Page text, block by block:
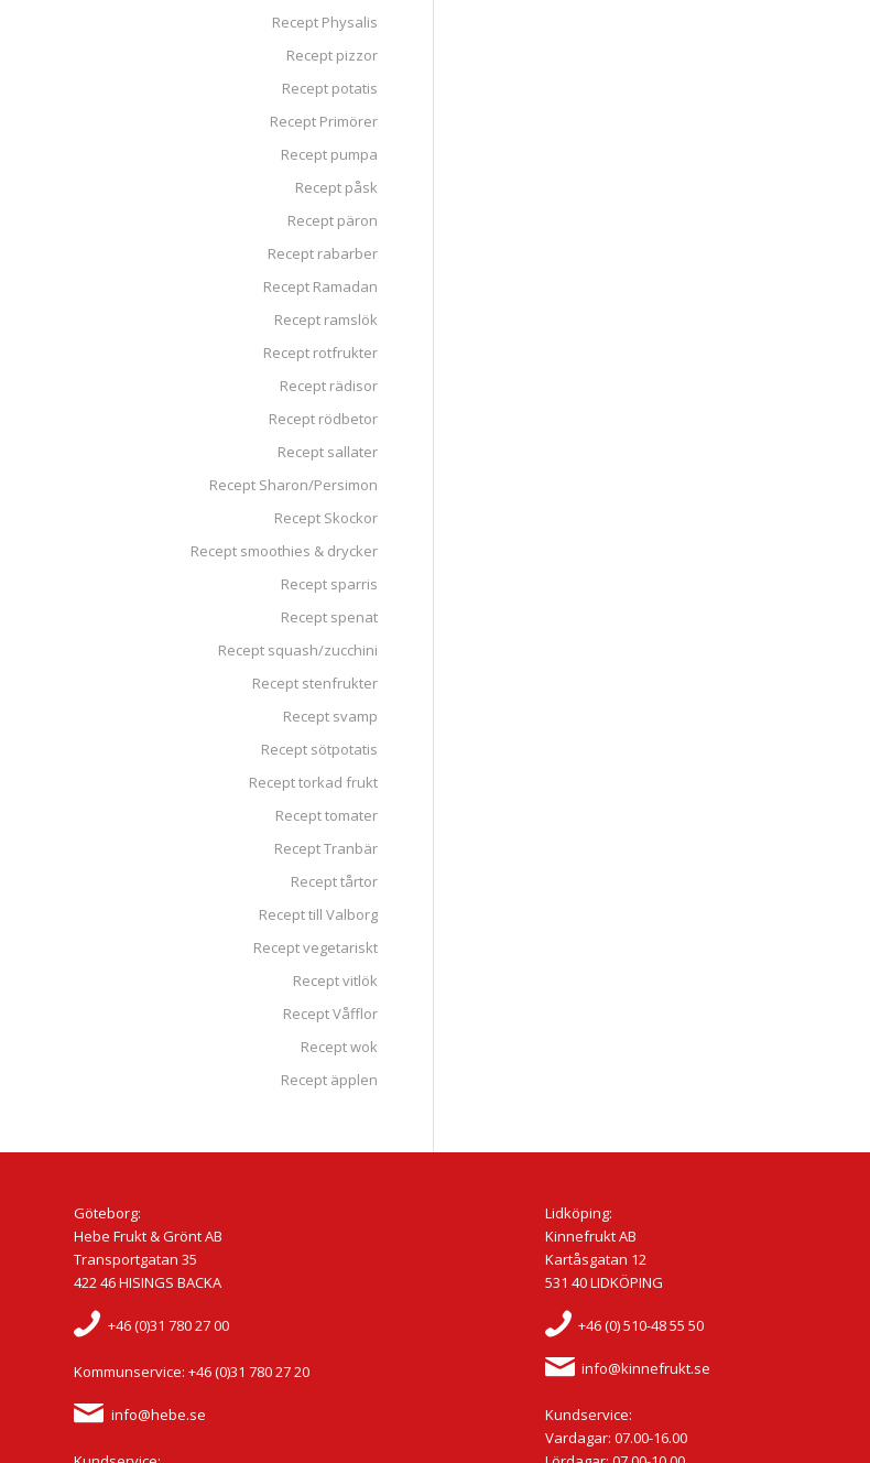
Recept Physalis
Recept pizzor
Recept potatis
Recept Primörer
Recept pumpa
Recept påsk
Recept päron
Recept rabarber
Recept Ramadan
Recept ramslök
Recept rotfrukter
Recept rädisor
Recept rödbetor
Recept sallater
Recept Sharon/Persimon
Recept Skockor
Recept smoothies & drycker
Recept sparris
Recept spenat
Recept squash/zucchini
Recept stenfrukter
Recept svamp
Recept sötpotatis
Recept torkad frukt
Recept tomater
Recept Tranbär
Recept tårtor
Recept till Valborg
Recept vegetariskt
Recept vitlök
Recept Våfflor
Recept wok
Recept äpplen
Göteborg:
Hebe Frukt & Grönt AB
Transportgatan 35
422 46 HISINGS BACKA
+46 (0)31 780 27 00
Kommunservice: +46 (0)31 780 27 20
info@hebe.se
Lidköping:
Kinnefrukt AB
Kartåsgatan 12
531 40 LIDKÖPING
+46 (0) 510-48 55 50
info@kinnefrukt.se
Kundservice:
Vardagar: 07.00-16.00